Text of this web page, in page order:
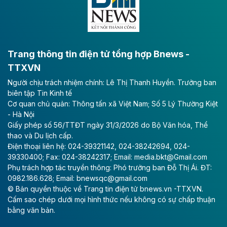
Long Thành
Tổng công ty Cảng hàng không Việt Nam - CTCP
(ACV) vừa lập kỷ lục mới về lợi nhuận trong quý
II/2026.
Theo baodautu.vn
Vinaconex lập đỉnh doanh thu
Tổng CTCP Xuất nhập khẩu và Xây dựng Việt Nam
(Vinaconex) đã khép lại nửa đầu năm với doanh thu
thuần gần 7.268 tỷ đồng, tăng 4% so với cùng kỳ và
cũng là mức cao nhất lịch sử hoạt động của doanh
nghiệp.
Trang thông tin điện tử tổng hợp Bnews -
TTXVN
Người chịu trách nhiệm chính: Lê Thị Thanh Huyền. Trưởng ban
biên tập Tin Kinh tế
Cơ quan chủ quản: Thông tấn xã Việt Nam; Số 5 Lý Thường Kiệt
- Hà Nội
Giấy phép số 56/TTĐT ngày 31/3/2026 do Bộ Văn hóa, Thể
thao và Du lịch cấp.
Điện thoại liên hệ: 024-39321142, 024-38242694, 024-
39330400; Fax: 024-38242317; Email: media.bkt@Gmail.com
Phụ trách hợp tác truyền thông: Phó trưởng ban Đỗ Thị Ái. ĐT:
0982.186.628; Email: bnewsqc@gmail.com
© Bản quyền thuộc về Trang tin điện tử bnews.vn -TTXVN.
Cấm sao chép dưới mọi hình thức nếu không có sự chấp thuận
bằng văn bản.